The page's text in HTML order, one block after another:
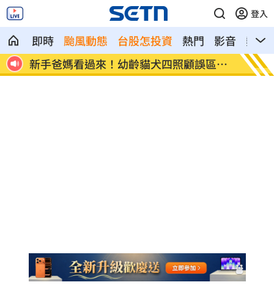
登入
即時 颱風動態 台股怎投資 熱門 影音
熱搜
立
新手爸媽看過來！幼齡貓犬四照顧誤區曝
光
漢光
練